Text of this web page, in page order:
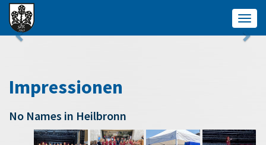
Impressionen
No Names in Heilbronn